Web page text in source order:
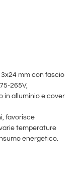
mm con fascio
265V,
in alluminio e cover
favorisce
temperature
energetico.